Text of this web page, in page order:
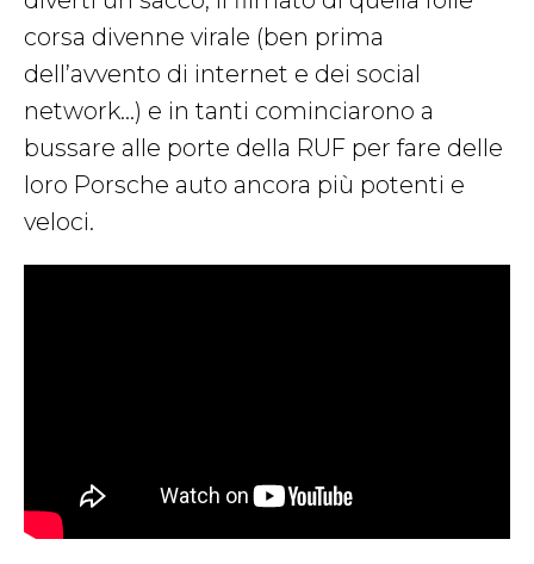
corsa divenne virale (ben prima
dell’avvento di internet e dei social
network…) e in tanti cominciarono a
bussare alle porte della RUF per fare delle
loro Porsche auto ancora più potenti e
veloci.